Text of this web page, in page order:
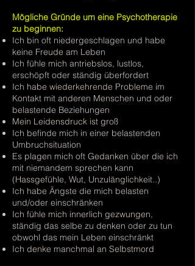
Mögliche Gründe um eine Psychotherapie
zu beginnen:
Ich bin oft niedergeschlagen und habe
keine Freude am Leben
Ich fühle mich antriebslos, lustlos,
erschöpft oder ständig überfordert
Ich habe wiederkehrende Probleme im
Kontakt mit anderen Menschen und oder
belastende Beziehungen
Mein Leidensdruck ist groß
Ich befinde mich in einer belastenden
Umbruchsituation
Es plagen mich oft Gedanken über die ich
mit niemandem sprechen kann
(Hassgefühle, Wut, Unzulänglichkeit..)
Ich habe Ängste die mich belasten
und/oder einschränken
Ich fühle mich innerlich gezwungen,
ständig das selbe zu denken oder zu tun
obwohl das mein Leben einschränkt
Ich denke manchmal an Selbstmord